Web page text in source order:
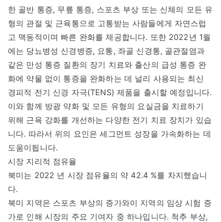
한 골반 통증, 무릎 통증, 스포츠 부상 또는 신체의 모든 유
형의 관절 및 근육통으로 고통받는 사람들에게 자연스럽
고 맥동적이며 빠른 완화를 제공합니다. 또한 2022년 1월
에는 당뇨병성 신경병증, 요통, 좌골 신경통, 골관절염과
같은 만성 통증 질환의 장기 치료와 출산의 급성 통증 완
화에 약물 없이 통증을 완화하는 데 널리 사용되는 최신
경피적 전기 신경 자극(TENS) 제품을 출시할 예정입니다.
이와 함께 방광 약화 및 모든 유형의 요실금을 치료하기
위해 근육 강화를 개선하는 다양한 전기 치료 장치가 있습
니다. 따라서 위의 요인은 세그먼트 성장을 가속화하는 데
도움이됩니다.
시장 지리적 점유율
북미는 2022 년 시장 점유율의 약 42.4 %를 차지했습니
다.
북미 지역은 스포츠 부상의 증가와이 지역의 임상 시험 증
가로 인해 시장의 주요 기여자 중 하나입니다. 척추 부상,